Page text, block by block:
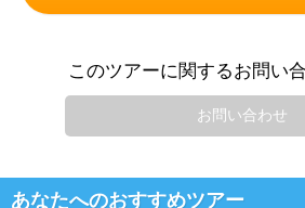
このツアーに関するお問い
お問い合わせ
あなたへのおすすめツアー